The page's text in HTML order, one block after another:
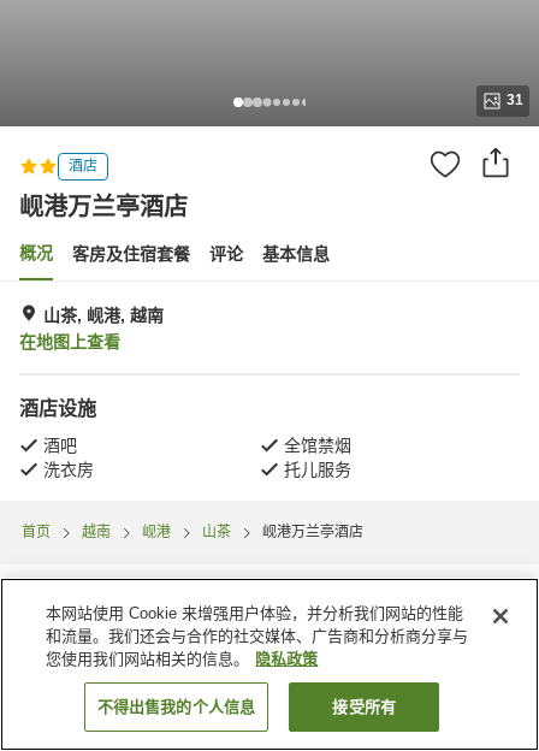
31
酒店
岘港万兰亭酒店
概况 客房及住宿套餐 评论 基本信息
山茶, 岘港, 越南
在地图上查看
酒店设施
酒吧
全馆禁烟
洗衣房
托儿服务
首页 越南 岘港 山茶 岘港万兰亭酒店
搜索客房
本网站使用 Cookie 来增强用户体验，并分析我们网站的性能
和流量。我们还会与合作的社交媒体、广告商和分析商分享与
您使用我们网站相关的信息。
隐私政策
不得出售我的个人信息 接受所有